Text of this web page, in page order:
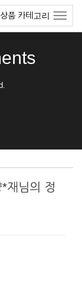
상품 카테고리
재님의 정